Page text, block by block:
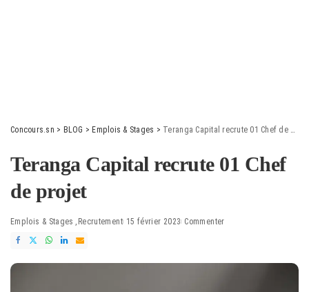
Concours.sn > BLOG > Emplois & Stages > Teranga Capital recrute 01 Chef de projet
Teranga Capital recrute 01 Chef
de projet
Emplois & Stages Recrutement 15 février 2023 Commenter